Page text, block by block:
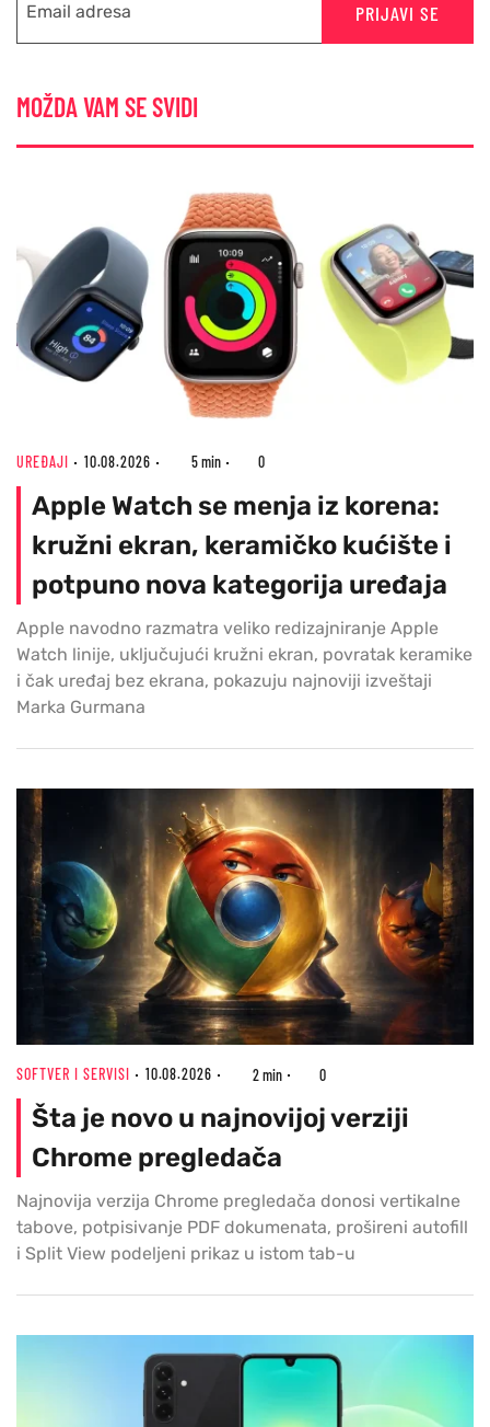
PRIJAVI SE
MOŽDA VAM SE SVIDI
UREĐAJI 10.08.2026 5 min 0
Apple Watch se menja iz korena:
kružni ekran, keramičko kućište i
potpuno nova kategorija uređaja
Apple navodno razmatra veliko redizajniranje Apple
Watch linije, uključujući kružni ekran, povratak keramike
i čak uređaj bez ekrana, pokazuju najnoviji izveštaji
Marka Gurmana
SOFTVER I SERVISI 10.08.2026 2 min 0
Šta je novo u najnovijoj verziji
Chrome pregledača
Najnovija verzija Chrome pregledača donosi vertikalne
tabove, potpisivanje PDF dokumenata, prošireni autofill
i Split View podeljeni prikaz u istom tab-u